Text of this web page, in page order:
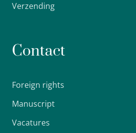
Verzending
Contact
Foreign rights
Manuscript
Vacatures